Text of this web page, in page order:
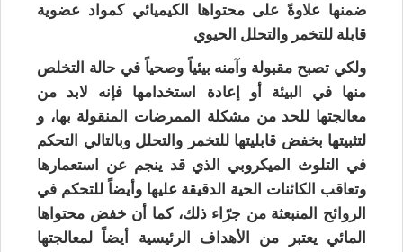
ضمنها علاوةً على محتواها الكيميائي كمواد عضوية
قابلة للتخمر والتحلل الحيوي
ولكي تصبح مقبولة وآمنه بيئياً وصحياً في حالة التخلص
منها في البيئة أو إعادة استخدامها فإنه لابد من
معالجتها للحد من مشكلة الممرضات المنقولة بها، و
لتثبيتها بخفض قابليتها للتخمر والتحلل وبالتالي التحكم
في التلوث الميكروبي الذي قد ينجم عن استعمارها
وتعاقب الكائنات الحية الدقيقة عليها وأيضاً للتحكم في
الروائح المنبعثة من جرّاء ذلك، كما أن خفض محتواها
المائي يعتبر من الأهداف الرئيسية أيضاً لمعالجتها